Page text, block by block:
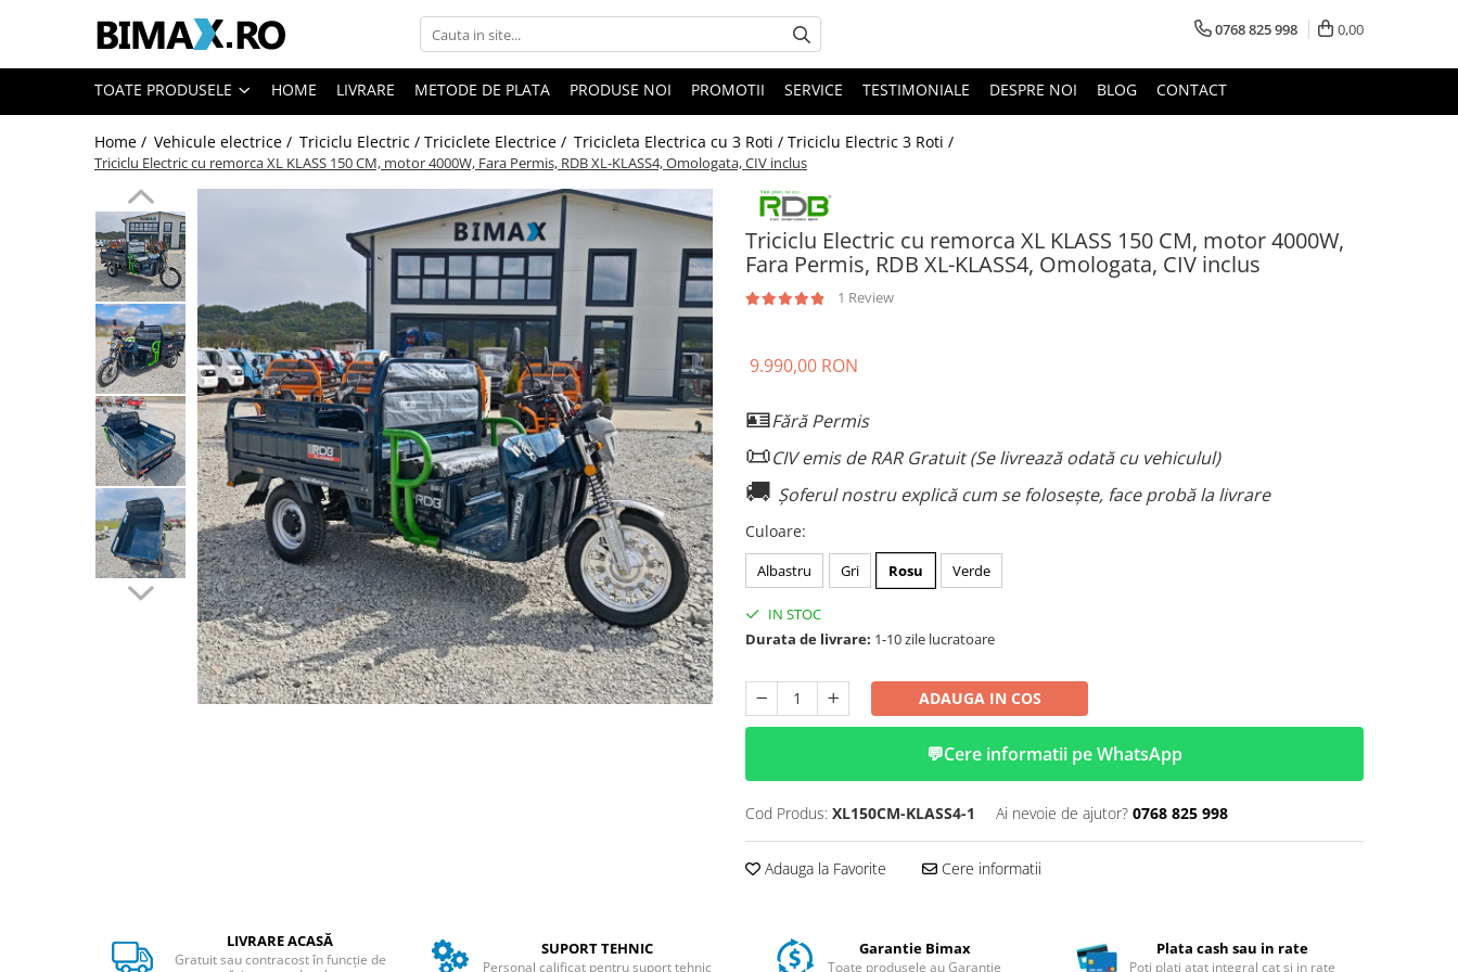
Toate Produsele
Triciclete Electrice
➔ Cu 2 Locuri
➔ Acoperita
➔ Adulti - Fara permis
➔ Adulti - 2 Locuri
➔ Adulti - cu Cabina
➔ Cu Cabina
➔ Cu Cabina fara Permis
➔ Cu Cabina Inchisa
➔ Cu Remorca
➔ Cu Remorca Fara Permis
➔ Cu Volan
➔ Fara Permis
0768 825 998 0,00
TOATE PRODUSELE HOME LIVRARE METODE DE PLATA PRODUSE NOI PROMOTII SERVICE TESTIMONIALE DESPRE NOI BLOG CONTACT
Home / Vehicule electrice / Triciclu Electric / Triciclete Electrice / Tricicleta Electrica cu 3 Roti / Triciclu Electric 3 Roti /
Triciclu Electric cu remorca XL KLASS 150 CM, motor 4000W, Fara Permis, RDB XL-KLASS4, Omologata, CIV inclus
Triciclu Electric cu remorca XL KLASS 150 CM, motor 4000W,
Fara Permis, RDB XL-KLASS4, Omologata, CIV inclus
1 Review
9.990,00 RON
🪪Fără Permis
📜CIV emis de RAR Gratuit (Se livrează odată cu vehiculul)
🚚 Șoferul nostru explică cum se folosește, face probă la livrare
Culoare:
Albastru Gri Rosu Verde
IN STOC
Durata de livrare: 1-10 zile lucratoare
ADAUGA IN COS
💬Cere informatii pe WhatsApp
Cod Produs: XL150CM-KLASS4-1 Ai nevoie de ajutor? 0768 825 998
Adauga la Favorite Cere informatii
LIVRARE ACASĂ
Gratuit sau contracost în funcție de
SUPORT TEHNIC
Personal calificat pentru suport tehnic
Garantie Bimax
Toate produsele au Garantie
Plata cash sau in rate
Poti plati atat integral cat si in rate